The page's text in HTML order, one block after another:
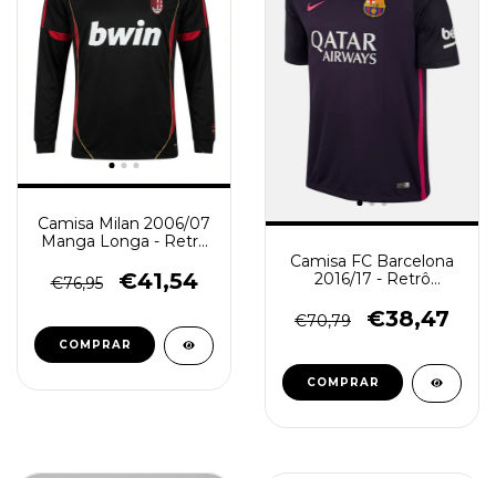
Camisa Milan 2006/07
Manga Longa - Retrô
€76,95
€41,54
COMPRAR
Camisa FC Barcelona
2016/17 - Retrô
€70,79
€38,47
COMPRAR